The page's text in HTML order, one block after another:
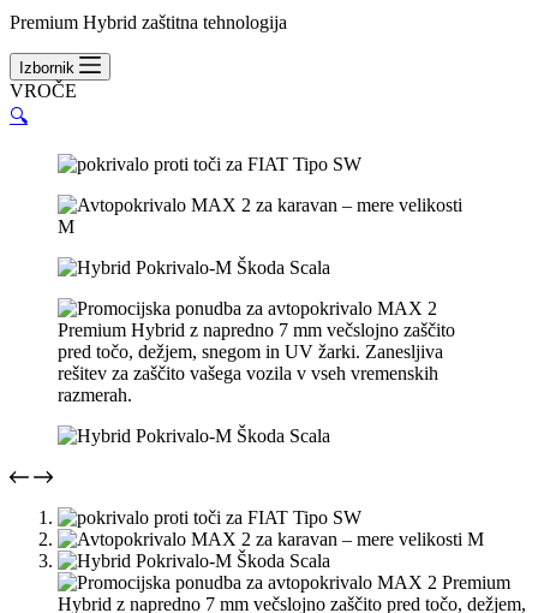
Premium Hybrid zaštitna tehnologija
Izbornik
VROČE
🔍